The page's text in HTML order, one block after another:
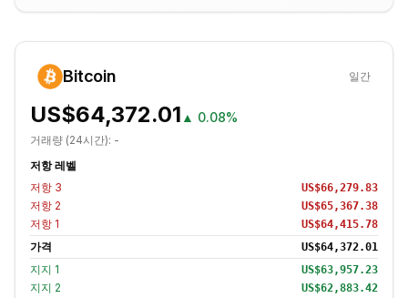
Bitcoin 일간
US$64,372.01 ▲ 0.08%
거래량 (24시간): -
저항 레벨
저항 3 US$66,279.83
저항 2 US$65,367.38
저항 1 US$64,415.78
가격 US$64,372.01
지지 1 US$63,957.23
지지 2 US$62,883.42